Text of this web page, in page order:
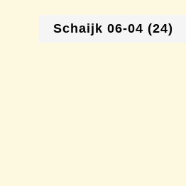
Schaijk 06-04 (24)